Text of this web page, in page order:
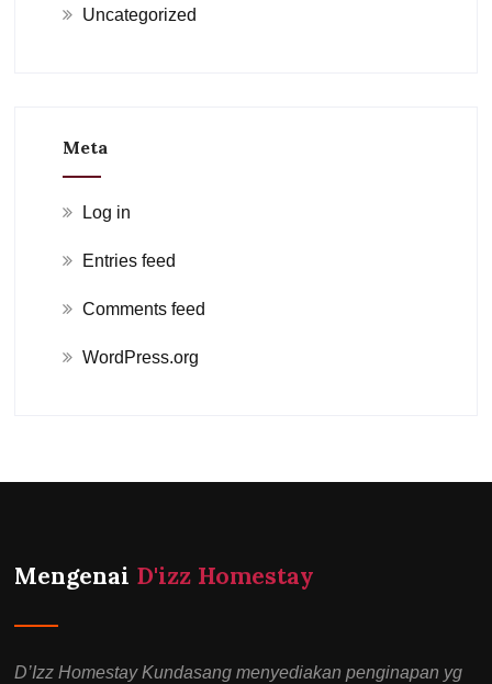
Uncategorized
Meta
Log in
Entries feed
Comments feed
WordPress.org
Mengenai D'izz Homestay
D’Izz Homestay Kundasang menyediakan penginapan yg